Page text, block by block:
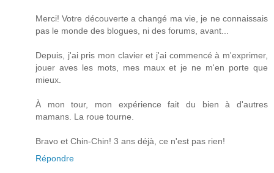
Merci! Votre découverte a changé ma vie, je ne connaissais
pas le monde des blogues, ni des forums, avant...
Depuis, j'ai pris mon clavier et j'ai commencé à m'exprimer,
jouer aves les mots, mes maux et je ne m'en porte que
mieux.
À mon tour, mon expérience fait du bien à d'autres
mamans. La roue tourne.
Bravo et Chin-Chin! 3 ans déjà, ce n'est pas rien!
Répondre